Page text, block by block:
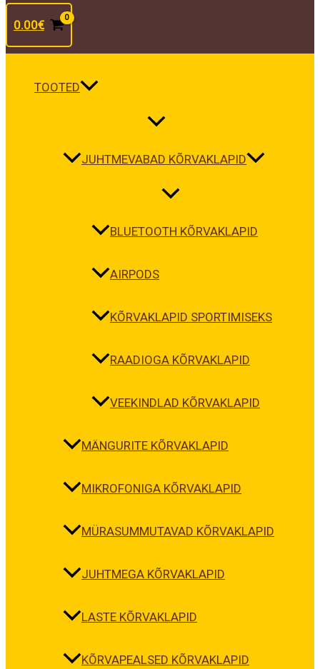
0.00€
TOOTED
JUHTMEVABAD KÕRVAKLAPID
BLUETOOTH KÕRVAKLAPID
AIRPODS
KÕRVAKLAPID SPORTIMISEKS
RAADIOGA KÕRVAKLAPID
VEEKINDLAD KÕRVAKLAPID
MÄNGURITE KÕRVAKLAPID
MIKROFONIGA KÕRVAKLAPID
MÜRASUMMUTAVAD KÕRVAKLAPID
JUHTMEGA KÕRVAKLAPID
LASTE KÕRVAKLAPID
KÕRVAPEALSED KÕRVAKLAPID